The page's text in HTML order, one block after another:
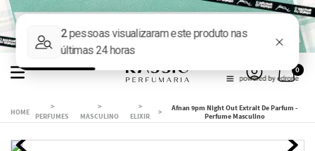
0
PERFUMES MASCULINO ELIXIR
Afnan 9pm Night Out Extrait De Parfum -
Perfume Masculino